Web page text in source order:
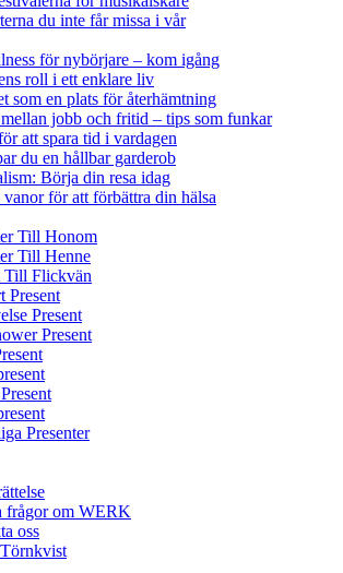
du inte får missa i vår
för nybörjare – kom igång
roll i ett enklare liv
som en plats för återhämtning
jobb och fritid – tips som funkar
att spara tid i vardagen
du en hållbar garderob
Börja din resa idag
vanor för att förbättra din hälsa
Till Honom
Till Henne
Till Flickvän
Present
Present
Present
Presenter
frågor om WERK
oss